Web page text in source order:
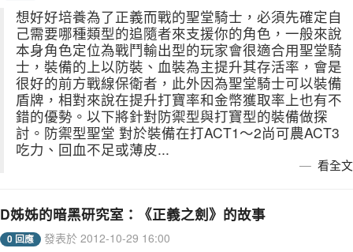
想好好培養為了正義而戰的聖堂騎士，必須先確定自
己需要哪種類型的追隨者來支援你的角色，一般來說
本身角色定位為戰鬥輸出型的玩家會很適合用聖堂騎
士，裝備的上以防裝、血裝為主提升其存活率，會是
很好的前方戰線保衛者，此外因為聖堂騎士可以裝備
盾牌，相對來說在提升打寶率和金幣獲取率上也有不
錯的優勢。以下將針對防禦型與打寶型的裝備做探
討。防禦型聖堂 對於裝備在打ACT1～2尚可農ACT3
吃力、回血不足或薄皮...
看全文
D姊姊的暗黑研究室：《正義之劍》的故事
0 回應 發表於 2012-10-29 16:00